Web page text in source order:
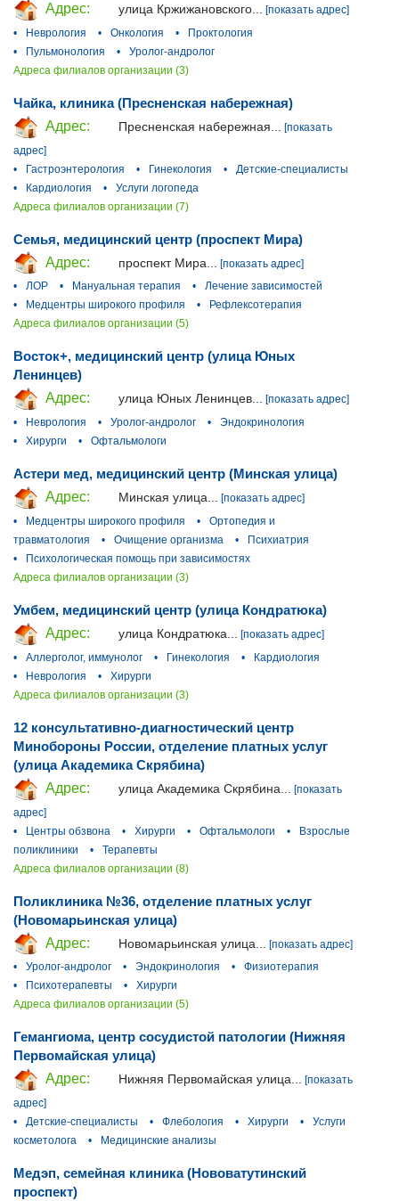
Адрес:
улица Кржижановского...
[показать адрес]
•
Неврология • Онкология •
Проктология
•
Пульмонология •
Уролог-андролог
Адреса филиалов организации (3)
Чайка, клиника (Пресненская набережная)
Адрес:
Пресненская набережная...
[показать
адрес]
•
Гастроэнтерология • Гинекология •
Детские-специалисты
•
Кардиология •
Услуги логопеда
Адреса филиалов организации (7)
Семья, медицинский центр (проспект Мира)
Адрес:
проспект Мира...
[показать адрес]
•
ЛОР • Мануальная терапия •
Лечение зависимостей
•
Медцентры широкого профиля •
Рефлексотерапия
Адреса филиалов организации (5)
Восток+, медицинский центр (улица Юных
Ленинцев)
Адрес:
улица Юных Ленинцев... [показать адрес]
•
Неврология • Уролог-андролог •
Эндокринология
•
Хирурги • Офтальмологи
Астери мед, медицинский центр (Минская улица)
Адрес:
Минская улица... [показать адрес]
•
Медцентры широкого профиля •
Ортопедия и
травматология
• Очищение организма •
Психиатрия
•
Психологическая помощь при зависимостях
Адреса филиалов организации (3)
Умбем, медицинский центр (улица Кондратюка)
Адрес:
улица Кондратюка...
[показать адрес]
•
Аллерголог, иммунолог • Гинекология •
Кардиология
•
Неврология •
Хирурги
Адреса филиалов организации (3)
12 консультативно-диагностический центр
Минобороны России, отделение платных услуг
(улица Академика Скрябина)
Адрес:
улица Академика Скрябина...
[показать
адрес]
•
Центры обзвона • Хирурги • Офтальмологи •
Взрослые
поликлиники
•
Терапевты
Адреса филиалов организации (8)
Поликлиника №36, отделение платных услуг
(Новомарьинская улица)
Адрес:
Новомарьинская улица...
[показать адрес]
•
Уролог-андролог • Эндокринология •
Физиотерапия
•
Психотерапевты •
Хирурги
Адреса филиалов организации (5)
Гемангиома, центр сосудистой патологии (Нижняя
Первомайская улица)
Адрес:
Нижняя Первомайская улица... [показать
адрес]
•
Детские-специалисты • Флебология • Хирурги •
Услуги
косметолога
• Медицинские анализы
Медэп, семейная клиника (Нововатутинский
проспект)